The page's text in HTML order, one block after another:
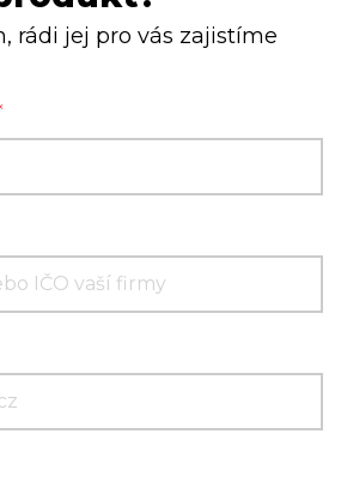
rádi jej pro vás zajistíme